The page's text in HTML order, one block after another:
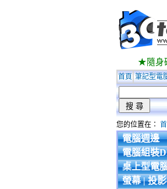
★隨身
首頁 筆記型電
您的位置在：
電腦週邊
電腦組裝
桌上型電
螢幕 | 投